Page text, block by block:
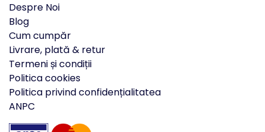
Despre Noi
Blog
Cum cumpăr
Livrare, plată & retur
Termeni și condiții
Politica cookies
Politica privind confidențialitatea
ANPC